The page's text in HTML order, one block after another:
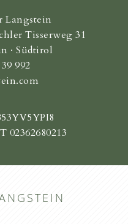
Langstein
Tisserweg 31
· Südtirol
992